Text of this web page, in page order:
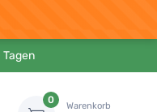
Tagen
0
Warenkorb